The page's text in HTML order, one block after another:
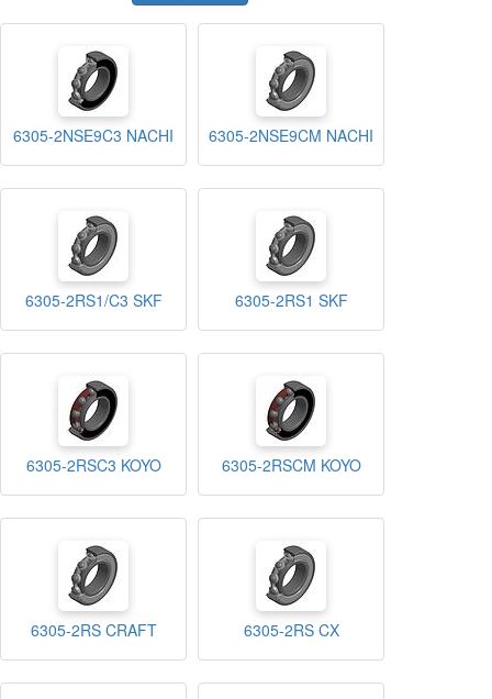
6305-2NSE9C3 NACHI 6305-2NSE9CM NACHI
6305-2RS1/C3 SKF 6305-2RS1 SKF
6305-2RSC3 KOYO 6305-2RSCM KOYO
6305-2RS CRAFT 6305-2RS CX